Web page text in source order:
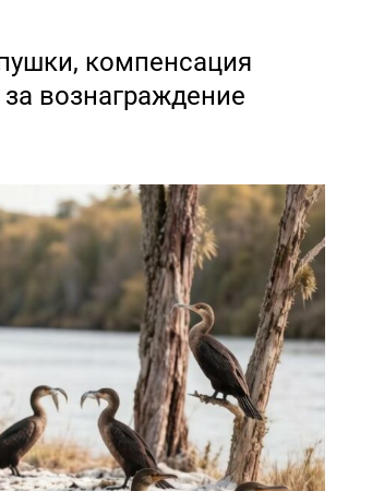
компенсация
вознаграждение